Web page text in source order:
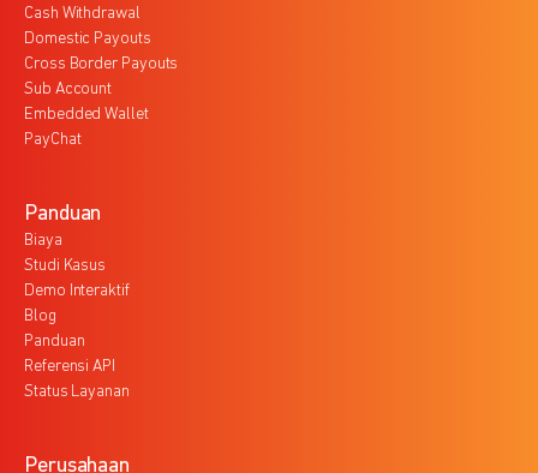
Cash Withdrawal
Domestic Payouts
Cross Border Payouts
Sub Account
Embedded Wallet
PayChat
Panduan
Biaya
Studi Kasus
Demo Interaktif
Blog
Panduan
Referensi API
Status Layanan
Perusahaan